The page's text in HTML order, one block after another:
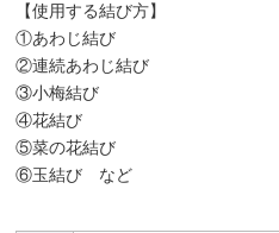
【使用する結び方】
①あわじ結び
②連続あわじ結び
③小梅結び
④花結び
⑤菜の花結び
⑥玉結び など